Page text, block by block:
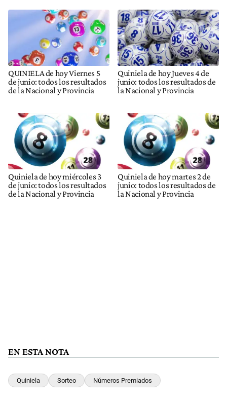
QUINIELA de hoy Viernes 5
de junio: todos los resultados
de la Nacional y Provincia
Quiniela de hoy Jueves 4 de
junio: todos los resultados de
la Nacional y Provincia
Quiniela de hoy miércoles 3
de junio: todos los resultados
de la Nacional y Provincia
Quiniela de hoy martes 2 de
junio: todos los resultados de
la Nacional y Provincia
EN ESTA NOTA
Quiniela Sorteo Números Premiados